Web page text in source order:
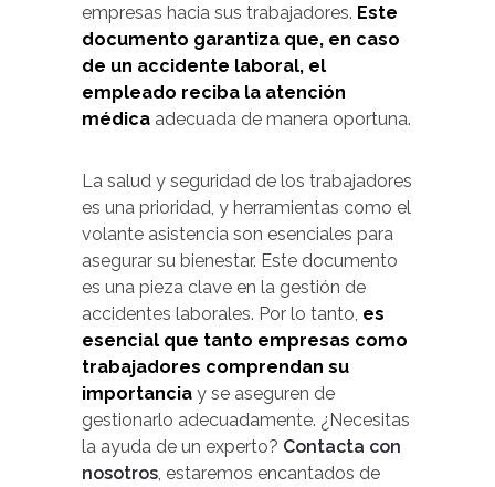
empresas hacia sus trabajadores. Este
documento garantiza que, en caso
de un accidente laboral, el
empleado reciba la atención
médica adecuada de manera oportuna.
La salud y seguridad de los trabajadores
es una prioridad, y herramientas como el
volante asistencia son esenciales para
asegurar su bienestar. Este documento
es una pieza clave en la gestión de
accidentes laborales. Por lo tanto, es
esencial que tanto empresas como
trabajadores comprendan su
importancia y se aseguren de
gestionarlo adecuadamente. ¿Necesitas
la ayuda de un experto? Contacta con
nosotros, estaremos encantados de